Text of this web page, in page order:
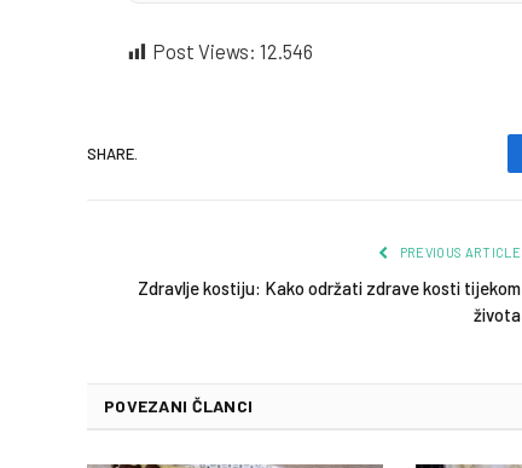
Post Views: 12.546
SHARE.
PREVIOUS ARTICLE
Zdravlje kostiju: Kako održati zdrave kosti tijekom
života
POVEZANI ČLANCI